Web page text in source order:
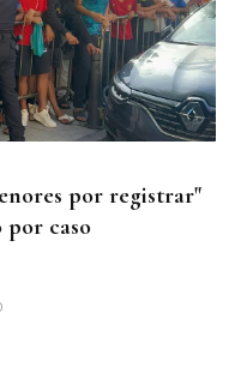
por registrar"
por caso